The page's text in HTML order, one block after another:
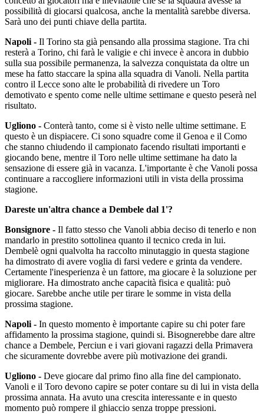
possibilità di giocarsi qualcosa, anche la mentalità sarebbe diversa.
Sarà uno dei punti chiave della partita.
Napoli - Il Torino sta già pensando alla prossima stagione. Tra chi
resterà a Torino, chi farà le valigie e chi invece è ancora in dubbio
sulla sua possibile permanenza, la salvezza conquistata da oltre un
mese ha fatto staccare la spina alla squadra di Vanoli. Nella partita
contro il Lecce sono alte le probabilità di rivedere un Toro
demotivato e spento come nelle ultime settimane e questo peserà nel
risultato.
Ugliono - Conterà tanto, come si è visto nelle ultime settimane. E
questo è un dispiacere. Ci sono squadre come il Genoa e il Como
che stanno chiudendo il campionato facendo risultati importanti e
giocando bene, mentre il Toro nelle ultime settimane ha dato la
sensazione di essere già in vacanza. L'importante è che Vanoli possa
continuare a raccogliere informazioni utili in vista della prossima
stagione.
Dareste un'altra chance a Dembele dal 1'?
Bonsignore - Il fatto stesso che Vanoli abbia deciso di tenerlo e non
mandarlo in prestito sottolinea quanto il tecnico creda in lui.
Dembelè ogni qualvolta ha raccolto minutaggio in questa stagione
ha dimostrato di avere voglia di farsi vedere e grinta da vendere.
Certamente l'inesperienza è un fattore, ma giocare è la soluzione per
migliorare. Ha dimostrato anche capacità fisica e qualità: può
giocare. Sarebbe anche utile per tirare le somme in vista della
prossima stagione.
Napoli - In questo momento è importante capire su chi poter fare
affidamento la prossima stagione, quindi si. Bisognerebbe dare altre
chance a Dembele, Perciun e i vari giovani ragazzi della Primavera
che sicuramente dovrebbe avere più motivazione dei grandi.
Ugliono - Deve giocare dal primo fino alla fine del campionato.
Vanoli e il Toro devono capire se poter contare su di lui in vista della
prossima annata. Ha avuto una crescita interessante e in questo
momento può rompere il ghiaccio senza troppe pressioni.